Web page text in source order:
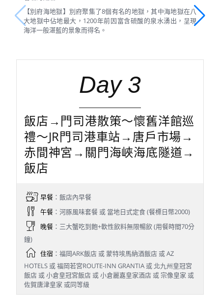
【別府海地獄】別府聚集了8個有名的地獄，其中海地獄在八
大地獄中佔地最大，1200年前因富含硫酸的泉水湧出，呈現
海洋一般湛藍的景象而得名。
Day 3
飯店→門司港散策～懷舊洋館巡
禮～JR門司港車站→唐戶市場→
赤間神宮→關門海峽海底隧道→
飯店
早餐：飯店內早餐
午餐：河豚風味套餐 或 當地日式定食 (餐標日幣2000)
晚餐：三大蟹吃到飽+軟性飲料無限暢飲 (用餐時間70分
鐘)
住宿：福岡ARK飯店 或 蒙特埃馬納酒飯店 或 AZ
HOTELS 或 福岡若宮ROUTE-INN GRANTIA 或 北九州皇冠宮
飯店 或 小倉皇冠宮飯店 或 小倉麗嘉皇家酒店 或 宗像皇家 或
佐賀唐津皇家 或同等級